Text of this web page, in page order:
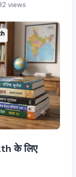
views
के लिए